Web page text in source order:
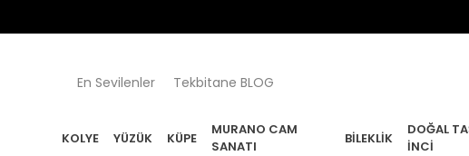
En Sevilenler Tekbitane BLOG
KOLYE YÜZÜK KÜPE
MURANO CAM
SANATI
BILEKLIK
DOĞAL
İNCI